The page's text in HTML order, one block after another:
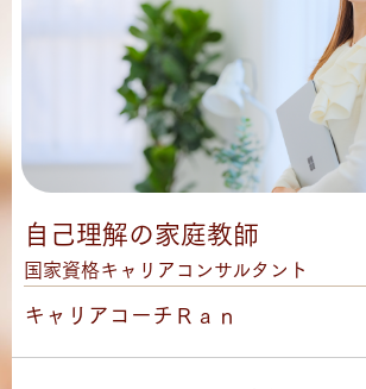
自己理解の家庭教師
国家資格キャリアコンサルタント
キャリアコーチＲａｎ